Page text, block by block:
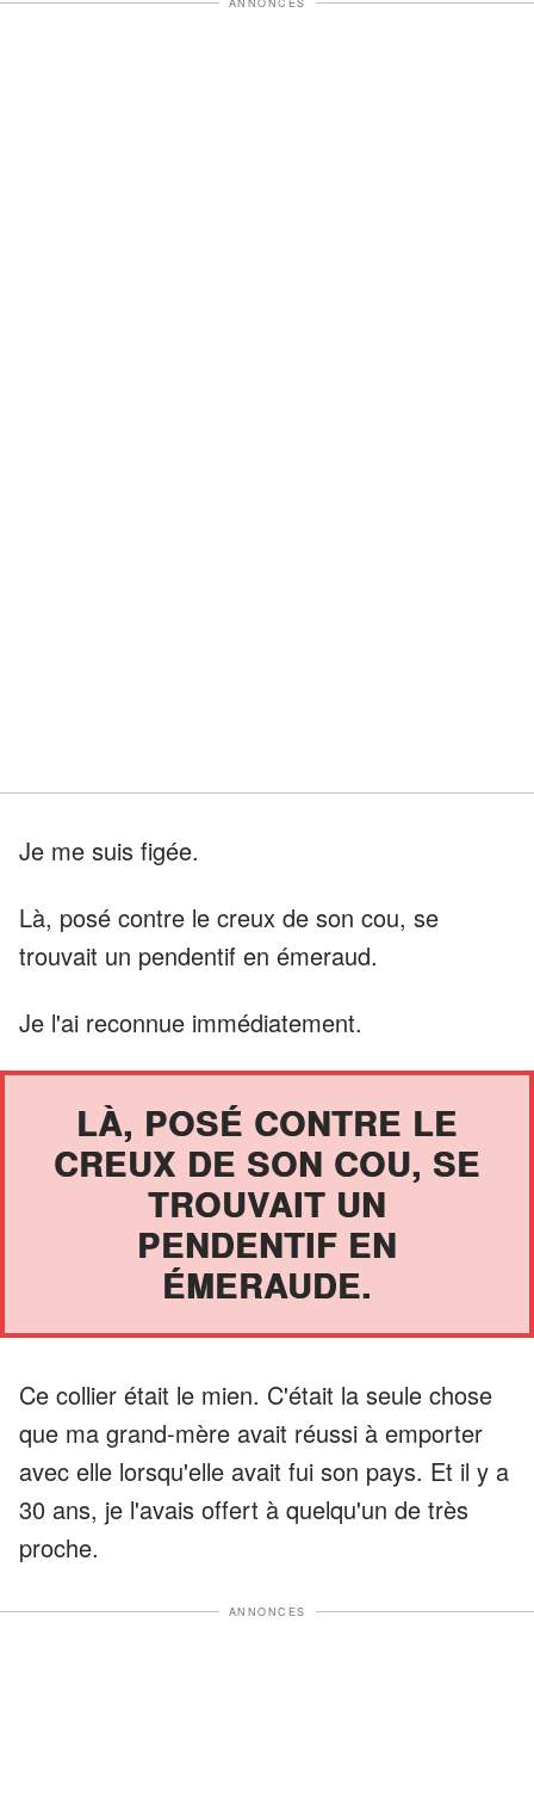
Je me suis figée.
Là, posé contre le creux de son cou, se
trouvait un pendentif en émeraud.
Je l'ai reconnue immédiatement.
LÀ, POSÉ CONTRE LE
CREUX DE SON COU, SE
TROUVAIT UN
PENDENTIF EN
ÉMERAUDE.
Ce collier était le mien. C'était la seule chose
que ma grand-mère avait réussi à emporter
avec elle lorsqu'elle avait fui son pays. Et il y a
30 ans, je l'avais offert à quelqu'un de très
proche.
ANNONCES